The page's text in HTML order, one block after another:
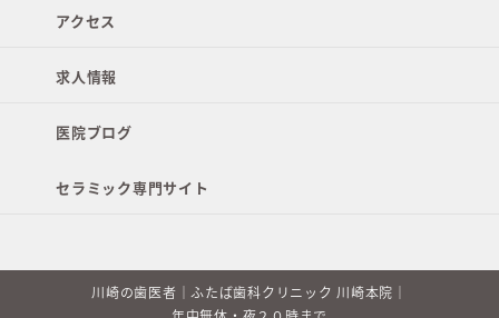
アクセス
求人情報
医院ブログ
セラミック専門サイト
川崎の歯医者｜ふたば歯科クリニック 川崎本院｜